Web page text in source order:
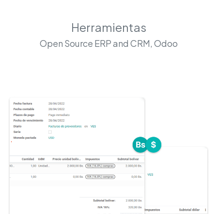
Herramientas
Open Source ERP and CRM, Odoo